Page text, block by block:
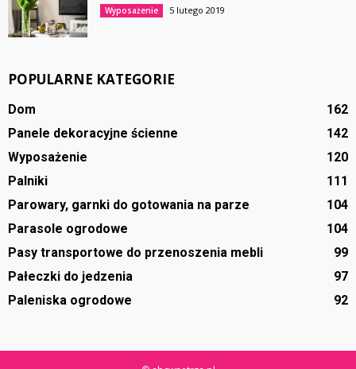
Wyposażenie 5 lutego 2019
POPULARNE KATEGORIE
Dom
162
Panele dekoracyjne ścienne
142
Wyposażenie
120
Palniki
111
Parowary, garnki do gotowania na parze
104
Parasole ogrodowe
104
Pasy transportowe do przenoszenia mebli
99
Pałeczki do jedzenia
97
Paleniska ogrodowe
92